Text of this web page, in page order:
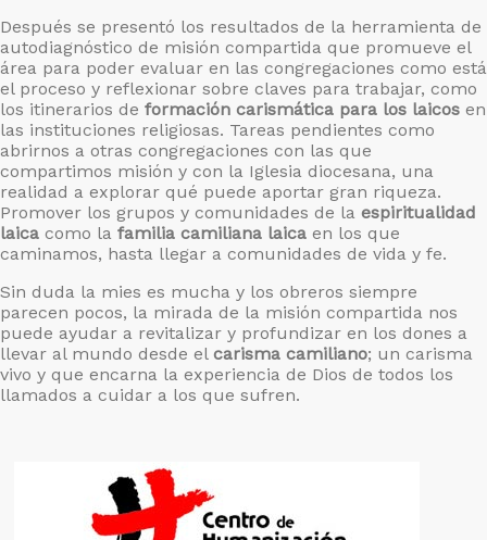
Después se presentó los resultados de la herramienta de
autodiagnóstico de misión compartida que promueve el
área para poder evaluar en las congregaciones como está
el proceso y reflexionar sobre claves para trabajar, como
los itinerarios de formación carismática para los laicos en
las instituciones religiosas. Tareas pendientes como
abrirnos a otras congregaciones con las que
compartimos misión y con la Iglesia diocesana, una
realidad a explorar qué puede aportar gran riqueza.
Promover los grupos y comunidades de la espiritualidad
laica como la familia camiliana laica en los que
caminamos, hasta llegar a comunidades de vida y fe.
Sin duda la mies es mucha y los obreros siempre
parecen pocos, la mirada de la misión compartida nos
puede ayudar a revitalizar y profundizar en los dones a
llevar al mundo desde el carisma camiliano; un carisma
vivo y que encarna la experiencia de Dios de todos los
llamados a cuidar a los que sufren.